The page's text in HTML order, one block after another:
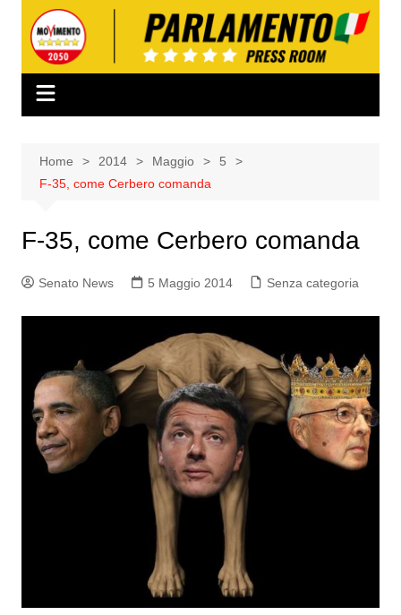
contenuto
Home 2014 Maggio
5
F-35, come Cerbero comanda
F-35, come Cerbero comanda
Senato News 5 Maggio 2014 Senza categoria